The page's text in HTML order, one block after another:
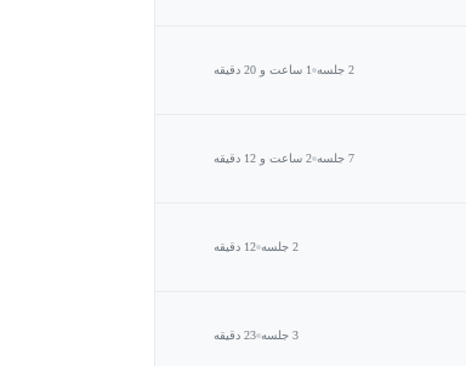
2 جلسه 1 ساعت و 20 دقیقه
7 جلسه 2 ساعت و 12 دقیقه
2 جلسه 12 دقیقه
3 جلسه 23 دقیقه